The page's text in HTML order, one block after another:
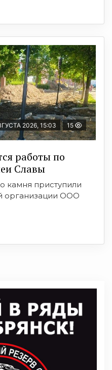
2026, 15:03 15
работы по
Славы
камня приступили
организации ООО